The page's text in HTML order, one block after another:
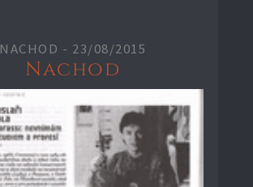
NACHOD - 23/08/2015
Nachod